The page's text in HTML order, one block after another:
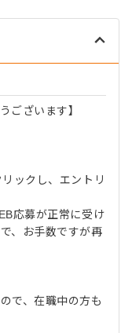
ございます】
ックし、エントリ
応募が正常に受け
、お手数ですが再
で、在職中の方も